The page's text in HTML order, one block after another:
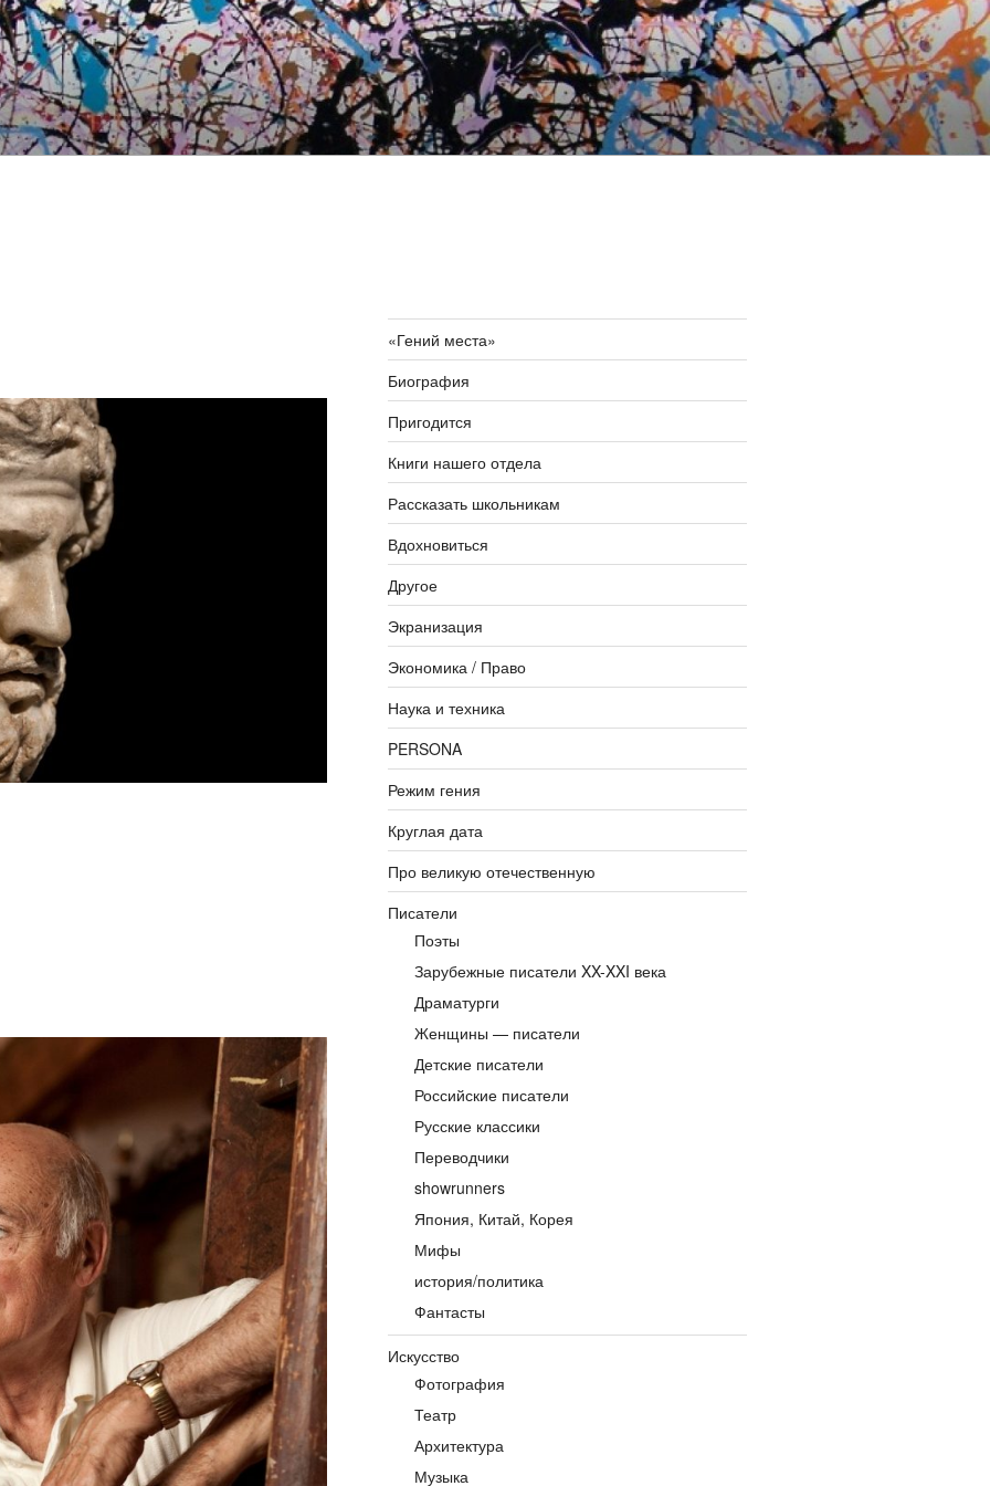
«Гений места»
Биография
Пригодится
Книги нашего отдела
Рассказать школьникам
Вдохновиться
Другое
Экранизация
Экономика / Право
Наука и техника
PERSONA
Режим гения
Круглая дата
Про великую отечественную
Писатели
Поэты
Зарубежные писатели XX-XXI века
Драматурги
Женщины — писатели
Детские писатели
Российские писатели
Русские классики
Переводчики
showrunners
Япония, Китай, Корея
Мифы
история/политика
Фантасты
Искусство
Фотография
Театр
Архитектура
Музыка